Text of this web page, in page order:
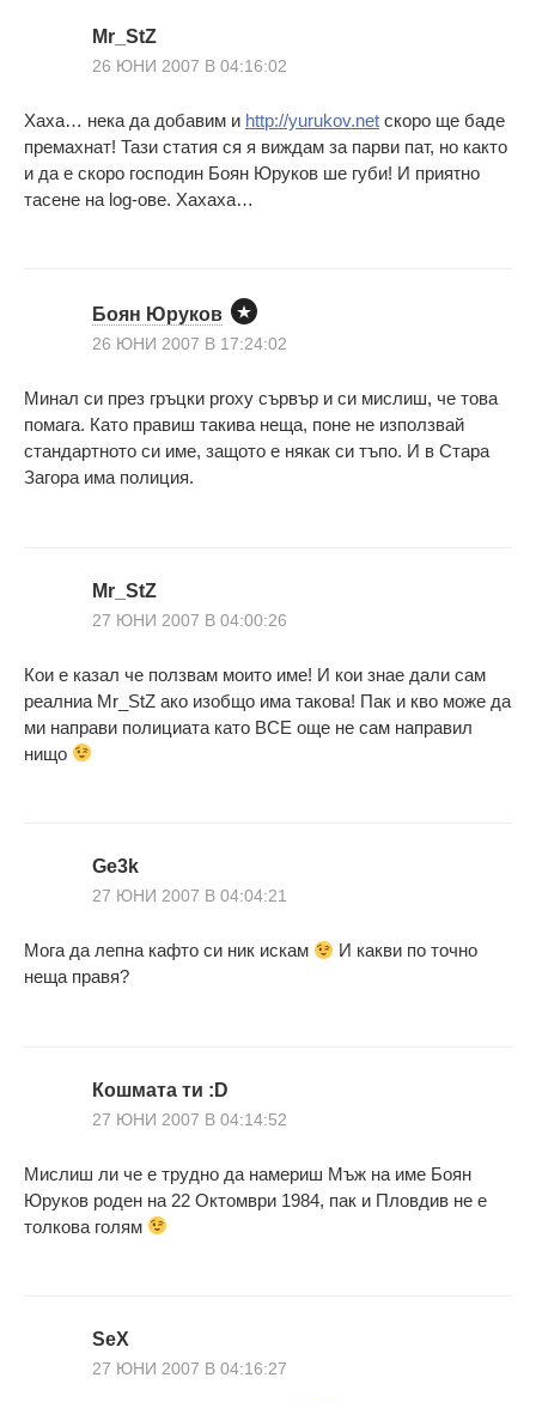
Mr_StZ
26 ЮНИ 2007 В 04:16:02
Xaxa… нека да добавим и http://yurukov.net скоро ще баде
премахнат! Тази статия ся я виждам за парви пат, но както
и да е скоро господин Боян Юруков ше губи! И прияτно
тасене на log-ове. Xaxaxa…
Боян Юруков
26 ЮНИ 2007 В 17:24:02
Минал си през гръцки proxy сървър и си мислиш, че това
помага. Като правиш такива неща, поне не използвай
стандартното си име, защото е някак си тъпо. И в Стара
Загора има полиция.
Mr_StZ
27 ЮНИ 2007 В 04:00:26
Кои е казал че ползвам моито име! И кои знае дали сам
реалниа Mr_StZ ако изобщо има такова! Пак и кво може да
ми направи полициата като ВСЕ още не сам направил
нищо
Ge3k
27 ЮНИ 2007 В 04:04:21
Мога да лепна кафто си ник искам
И какви по точно
неща правя?
Кошмата ти :D
27 ЮНИ 2007 В 04:14:52
Мислиш ли че е трудно да намериш Мъж на име Боян
Юруков роден на 22 Октомври 1984, пак и Пловдив не е
толкова голям
SeX
27 ЮНИ 2007 В 04:16:27